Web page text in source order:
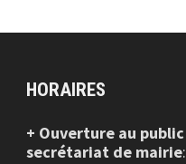
HORAIRES
+ Ouverture au public
secrétariat de mairie: